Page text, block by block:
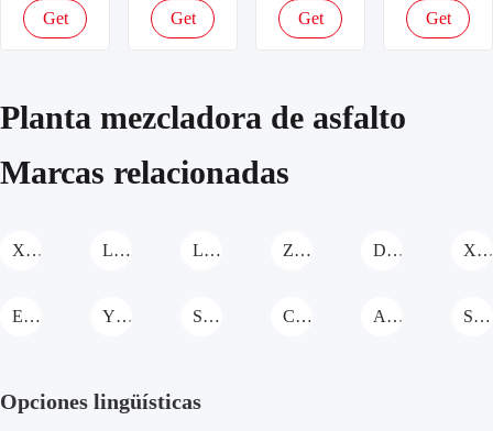
mezcladora
de asfalto
Get
mezcladora
de asfalto
Get
mezcladora
de asfalto
Get
mezcladora
de asfalto
Get
Planta mezcladora de asfalto
Marcas relacionadas
XCMG Planta mezcladora de asfalto LiaoYuan Machinery Planta mezcladora de asfalto Longda Planta mezcladora de asfalto Zhongkai Machinery Planta mezcladora de asfalto Daoqiao Planta mezcladora de asfalto XinHai Planta mezcladora de asfalto
EA Planta mezcladora de asfalto YIMATECH Planta mezcladora de asfalto SDNM Planta mezcladora de asfalto CHANGSHENG Planta mezcladora de asfalto ACE Planta mezcladora de asfalto SANY Planta mezcladora de asfalto
Opciones lingüísticas